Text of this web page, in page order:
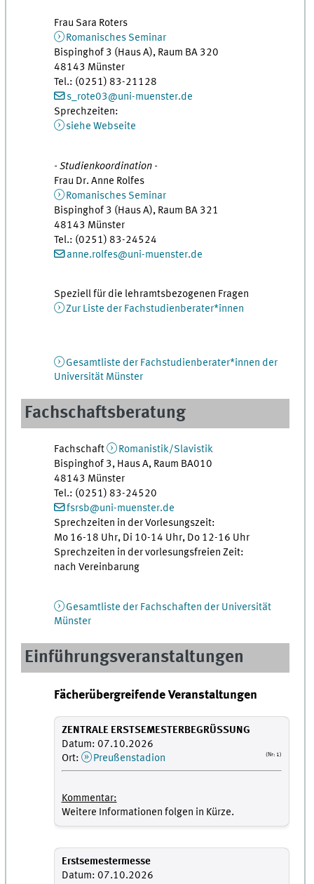
Frau Sara Roters
Romanisches Seminar
Bispinghof 3 (Haus A), Raum BA 320
48143 Münster
Tel.: (0251) 83-21128
s_rote03@uni-muenster.de
Sprechzeiten:
siehe Webseite
- Studienkoordination -
Frau Dr. Anne Rolfes
Romanisches Seminar
Bispinghof 3 (Haus A), Raum BA 321
48143 Münster
Tel.: (0251) 83-24524
anne.rolfes@uni-muenster.de
Speziell für die lehramtsbezogenen Fragen
Zur Liste der Fachstudienberater*innen
Gesamtliste der Fachstudienberater*innen der
Universität Münster
Fachschaftsberatung
Fachschaft
Romanistik/Slavistik
Bispinghof 3, Haus A, Raum BA010
48143 Münster
Tel.: (0251) 83-24520
fsrsb@uni-muenster.de
Sprechzeiten in der Vorlesungszeit:
Mo 16-18 Uhr, Di 10-14 Uhr, Do 12-16 Uhr
Sprechzeiten in der vorlesungsfreien Zeit:
nach Vereinbarung
Gesamtliste der Fachschaften der Universität
Münster
Einführungsveranstaltungen
Fächerübergreifende Veranstaltungen
ZENTRALE ERSTSEMESTERBEGRÜSSUNG
Datum: 07.10.2026
Ort:
Preußenstadion (Nr: 1)
Kommentar:
Weitere Informationen folgen in Kürze.
Erstsemestermesse
Datum: 07.10.2026